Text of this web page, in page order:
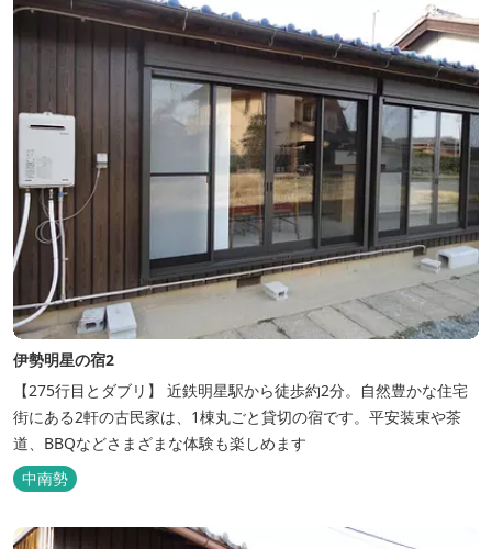
使...
伊勢明星の宿2
【275行目とダブリ】 近鉄明星駅から徒歩約2分。自然豊かな住宅
街にある2軒の古民家は、1棟丸ごと貸切の宿です。平安装束や茶
道、BBQなどさまざまな体験も楽しめます
中南勢